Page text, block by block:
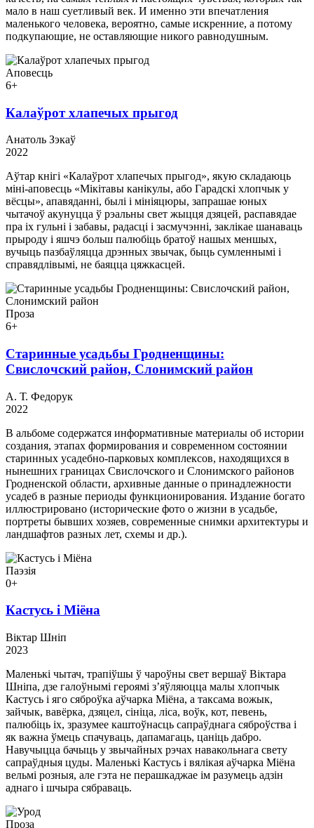
мало в наш суетливый век. И именно эти впечатления
маленького человека, вероятно, самые искренние, а потому
подкупающие, не оставляющие никого равнодушным.
Аповесць
6+
Калаўрот хлапечых прыгод
Анатоль Зэкаў
2022
Аўтар кнігі «Калаўрот хлапечых прыгод», якую складаюць
міні-аповесць «Мікітавы канікулы, або Гарадскі хлопчык у
вёсцы», апавяданні, былі і мініяцюры, запрашае юных
чытачоў акунуцца ў рэальны свет жыцця дзяцей, распавядае
пра іх гульні і забавы, радасці і засмучэнні, заклікае шанаваць
прыроду і яшчэ больш палюбіць братоў нашых меншых,
вучыць пазбаўляцца дрэнных звычак, быць сумленнымі і
справядлівымі, не баяцца цяжкасцей.
Проза
6+
Старинные усадьбы Гродненщины:
Свислочский район, Слонимский район
А. Т. Федорук
2022
В альбоме содержатся информативные материалы об истории
создания, этапах формирования и современном состоянии
старинных усадебно-парковых комплексов, находящихся в
нынешних границах Свислочского и Слонимского районов
Гродненской области, архивные данные о принадлежности
усадеб в разные периоды функционирования. Издание богато
иллюстрировано (исторические фото о жизни в усадьбе,
портреты бывших хозяев, современные снимки архитектуры и
ландшафтов разных лет, схемы и др.).
Паэзія
0+
Кастусь і Міёна
Віктар Шніп
2023
Маленькі чытач, трапіўшы ў чароўны свет вершаў Віктара
Шніпа, дзе галоўнымі героямі з’яўляюцца малы хлопчык
Кастусь і яго сяброўка аўчарка Міёна, а таксама вожык,
зайчык, вавёрка, дзяцел, сініца, ліса, воўк, кот, певень,
палюбіць іх, зразумее каштоўнасць сапраўднага сяброўства і
як важна ўмець спачуваць, дапамагаць, цаніць дабро.
Навучыцца бачыць у звычайных рэчах навакольнага свету
сапраўдныя цуды. Маленькі Кастусь і вялікая аўчарка Міёна
вельмі розныя, але гэта не перашкаджае ім разумець адзін
аднаго і шчыра сябраваць.
Проза